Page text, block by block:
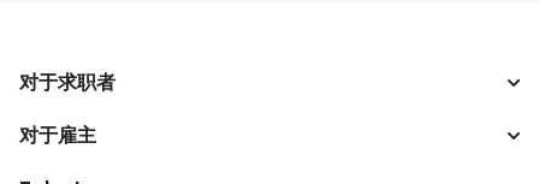
对于求职者
搜索工作
对于雇主